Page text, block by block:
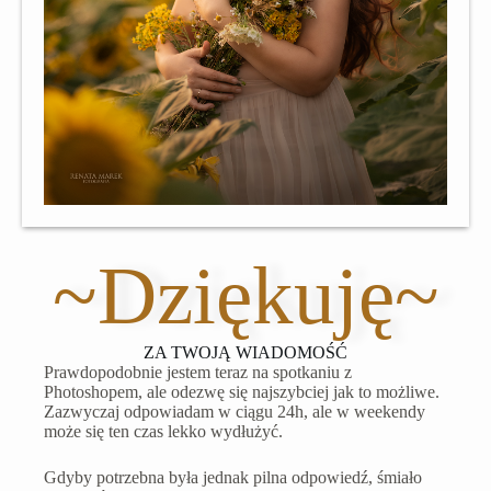
~Dziękuję~
ZA TWOJĄ WIADOMOŚĆ
Prawdopodobnie jestem teraz na spotkaniu z
Photoshopem, ale odezwę się najszybciej jak to możliwe.
Zazwyczaj odpowiadam w ciągu 24h, ale w weekendy
może się ten czas lekko wydłużyć.
Gdyby potrzebna była jednak pilna odpowiedź, śmiało